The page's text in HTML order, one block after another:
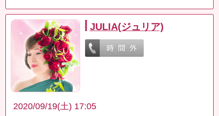
JULIA(ジュリア)
2020/09/19(土) 17:05